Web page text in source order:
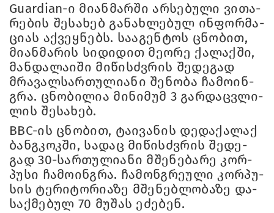
Guardian-ი მი­ან­მარ­ში არ­სე­ბუ­ლი ვი­თა­
რე­ბის შე­სა­ხებ გა­ნახ­ლე­ბულ ინ­ფორ­მა­
ცი­ას აქ­ვეყ­ნებს. სა­ა­გენ­ტოს ცნო­ბით,
მი­ან­მა­რის სი­დი­დით მე­ო­რე ქა­ლაქ­ში,
მან­და­ლა­ი­ში მი­წისძვრის შე­დე­გად
მრა­ვალ­სარ­თუ­ლი­ა­ნი შე­ნო­ბა ჩა­მო­ინ­
გრა. ცნო­ბი­ლია მი­ნი­მუმ 3 გარ­დაც­ვლი­
ლის შე­სა­ხებ.
BBC-ის ცნო­ბით, ტა­ი­ვა­ნის დე­და­ქა­ლაქ
ბანგკოკ­ში, სა­დაც მი­წისძვრის შე­დე­
გად 30-სარ­თუ­ლი­ა­ნი მშე­ნე­ბა­რე კორ­
პუ­სი ჩა­მო­ინ­გრა. ჩა­მონ­გრე­უ­ლი კორ­პუ­
სის ტე­რი­ტო­რი­ა­ზე მშე­ნებ­ლო­ბა­ზე და­
საქ­მე­ბულ 70 მუ­შას ეძე­ბენ.